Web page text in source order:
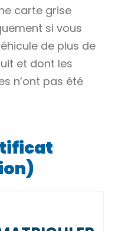
carte grise
si vous
de plus de
et dont les
n’ont pas été